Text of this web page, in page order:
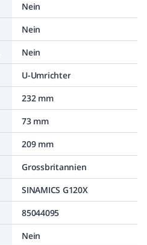
Nein
Nein
Nein
U-Umrichter
232 mm
73 mm
209 mm
Grossbritannien
SINAMICS G120X
85044095
Nein